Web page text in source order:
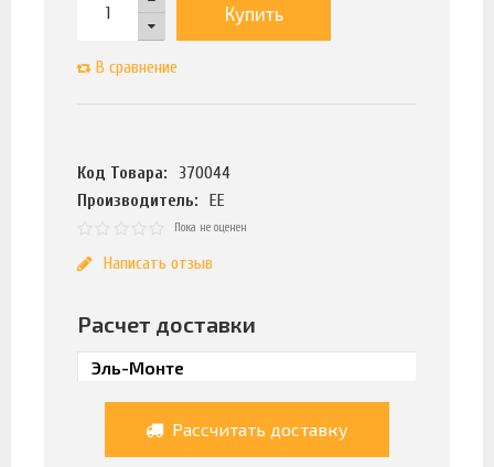
Купить
В сравнение
Код Товара:
370044
Производитель:
ЕЕ
Пока не оценен
Написать отзыв
Расчет доставки
Рассчитать доставку